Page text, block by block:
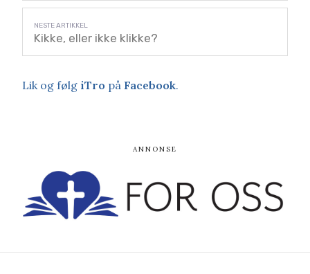
Kikke, eller ikke klikke?
Lik og følg iTro på Facebook.